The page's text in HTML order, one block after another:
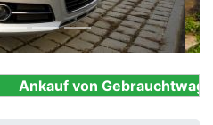
Ankauf von